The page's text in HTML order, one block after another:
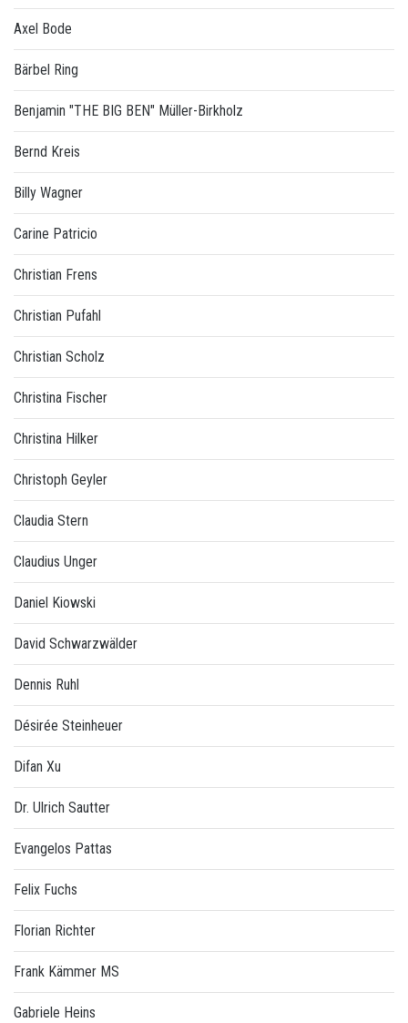
Axel Bode
Bärbel Ring
Benjamin "THE BIG BEN" Müller-Birkholz
Bernd Kreis
Billy Wagner
Carine Patricio
Christian Frens
Christian Pufahl
Christian Scholz
Christina Fischer
Christina Hilker
Christoph Geyler
Claudia Stern
Claudius Unger
Daniel Kiowski
David Schwarzwälder
Dennis Ruhl
Désirée Steinheuer
Difan Xu
Dr. Ulrich Sautter
Evangelos Pattas
Felix Fuchs
Florian Richter
Frank Kämmer MS
Gabriele Heins